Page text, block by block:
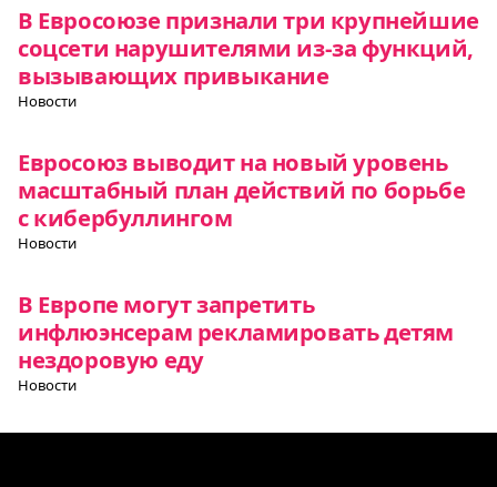
В Евросоюзе признали три крупнейшие
соцсети нарушителями из-за функций,
вызывающих привыкание
Новости
Евросоюз выводит на новый уровень
масштабный план действий по борьбе
с кибербуллингом
Новости
В Европе могут запретить
инфлюэнсерам рекламировать детям
нездоровую еду
Новости